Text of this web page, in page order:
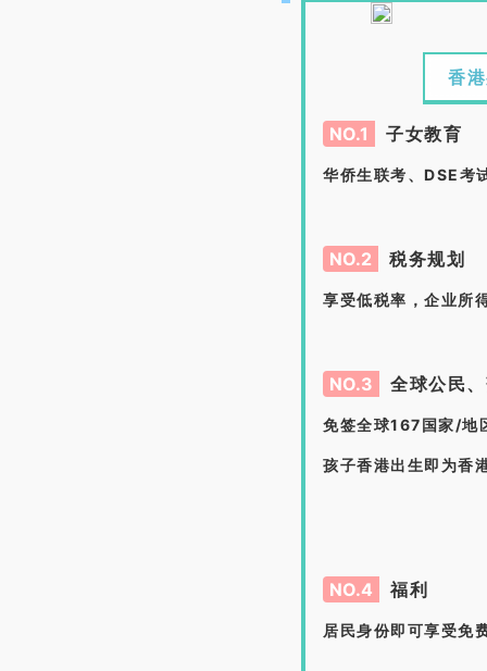
香
NO.1 子女教育
华侨生联考、DSE
NO.2 税务规划
享受低税率，企业
NO.3 全球公民
免签全球167国家/地
孩子香港出生即为香
NO.4 福利
居民身份即可享受免